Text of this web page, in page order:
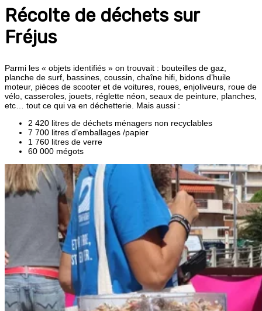
Récolte de déchets sur
Fréjus
Parmi les « objets identifiés » on trouvait : bouteilles de gaz,
planche de surf, bassines, coussin, chaîne hifi, bidons d’huile
moteur, pièces de scooter et de voitures, roues, enjoliveurs, roue de
vélo, casseroles, jouets, réglette néon, seaux de peinture, planches,
etc… tout ce qui va en déchetterie. Mais aussi :
2 420 litres de déchets ménagers non recyclables
7 700 litres d’emballages /papier
1 760 litres de verre
60 000 mégots